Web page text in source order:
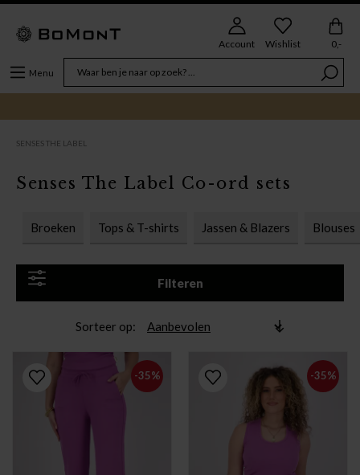
Menu
Account Wishlist 0,-
SENSES THE LABEL
Broeken Tops & T-shirts Jassen & Blazers Blouses
Filteren
Senses The Label Co-ord sets
Sorteer op
-35% -35%